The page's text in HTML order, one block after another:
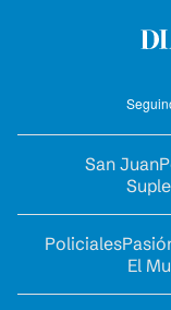
San Juan
Policiales
El